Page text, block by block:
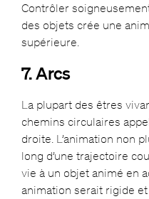
Contrôler
des objets crée une
supérieure.
7. Arcs
La plupart des êtres
chemins circulaires
droite. L’animation non
long d’une trajectoire
vie à un objet animé en
animation serait rigide